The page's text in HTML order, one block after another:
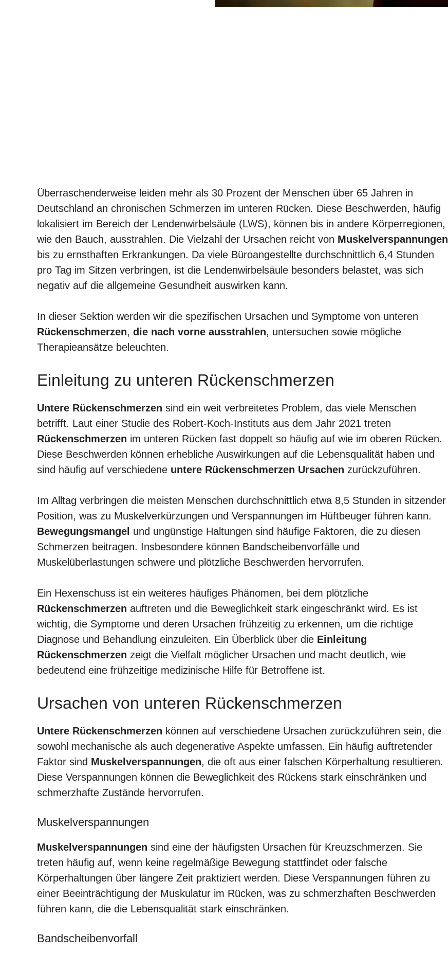
Überraschenderweise leiden mehr als 30 Prozent der Menschen über 65 Jahren in
Deutschland an chronischen Schmerzen im unteren Rücken. Diese Beschwerden, häufig
lokalisiert im Bereich der Lendenwirbelsäule (LWS), können bis in andere Körperregionen,
wie den Bauch, ausstrahlen. Die Vielzahl der Ursachen reicht von Muskelverspannungen
bis zu ernsthaften Erkrankungen. Da viele Büroangestellte durchschnittlich 6,4 Stunden
pro Tag im Sitzen verbringen, ist die Lendenwirbelsäule besonders belastet, was sich
negativ auf die allgemeine Gesundheit auswirken kann.
In dieser Sektion werden wir die spezifischen Ursachen und Symptome von unteren
Rückenschmerzen, die nach vorne ausstrahlen, untersuchen sowie mögliche
Therapieansätze beleuchten.
Einleitung zu unteren Rückenschmerzen
Untere Rückenschmerzen sind ein weit verbreitetes Problem, das viele Menschen
betrifft. Laut einer Studie des Robert-Koch-Instituts aus dem Jahr 2021 treten
Rückenschmerzen im unteren Rücken fast doppelt so häufig auf wie im oberen Rücken.
Diese Beschwerden können erhebliche Auswirkungen auf die Lebensqualität haben und
sind häufig auf verschiedene untere Rückenschmerzen Ursachen zurückzuführen.
Im Alltag verbringen die meisten Menschen durchschnittlich etwa 8,5 Stunden in sitzender
Position, was zu Muskelverkürzungen und Verspannungen im Hüftbeuger führen kann.
Bewegungsmangel und ungünstige Haltungen sind häufige Faktoren, die zu diesen
Schmerzen beitragen. Insbesondere können Bandscheibenvorfälle und
Muskelüberlastungen schwere und plötzliche Beschwerden hervorrufen.
Ein Hexenschuss ist ein weiteres häufiges Phänomen, bei dem plötzliche
Rückenschmerzen auftreten und die Beweglichkeit stark eingeschränkt wird. Es ist
wichtig, die Symptome und deren Ursachen frühzeitig zu erkennen, um die richtige
Diagnose und Behandlung einzuleiten. Ein Überblick über die Einleitung
Rückenschmerzen zeigt die Vielfalt möglicher Ursachen und macht deutlich, wie
bedeutend eine frühzeitige medizinische Hilfe für Betroffene ist.
Ursachen von unteren Rückenschmerzen
Untere Rückenschmerzen können auf verschiedene Ursachen zurückzuführen sein, die
sowohl mechanische als auch degenerative Aspekte umfassen. Ein häufig auftretender
Faktor sind Muskelverspannungen, die oft aus einer falschen Körperhaltung resultieren.
Diese Verspannungen können die Beweglichkeit des Rückens stark einschränken und
schmerzhafte Zustände hervorrufen.
Muskelverspannungen
Muskelverspannungen sind eine der häufigsten Ursachen für Kreuzschmerzen. Sie
treten häufig auf, wenn keine regelmäßige Bewegung stattfindet oder falsche
Körperhaltungen über längere Zeit praktiziert werden. Diese Verspannungen führen zu
einer Beeinträchtigung der Muskulatur im Rücken, was zu schmerzhaften Beschwerden
führen kann, die die Lebensqualität stark einschränken.
Bandscheibenvorfall